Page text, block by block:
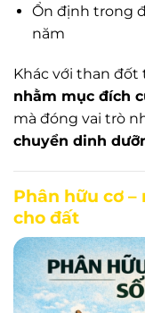
Ổn định trong
năm
Khác với than
nhằm mục đích
mà đóng vai trò
chuyển dinh
Phân hữu cơ
cho đất